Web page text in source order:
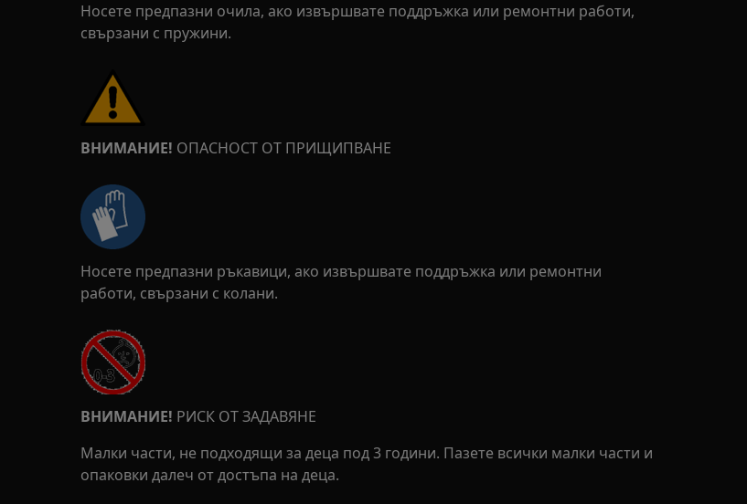
Носете предпазни очила, ако извършвате поддръжка или ремонтни работи,
свързани с пружини.
ВНИМАНИЕ! ОПАСНОСТ ОТ ПРИЩИПВАНЕ
Носете предпазни ръкавици, ако извършвате поддръжка или ремонтни
работи, свързани с колани.
ВНИМАНИЕ! РИСК ОТ ЗАДАВЯНЕ
Малки части, не подходящи за деца под 3 години. Пазете всички малки части и
опаковки далеч от достъпа на деца.